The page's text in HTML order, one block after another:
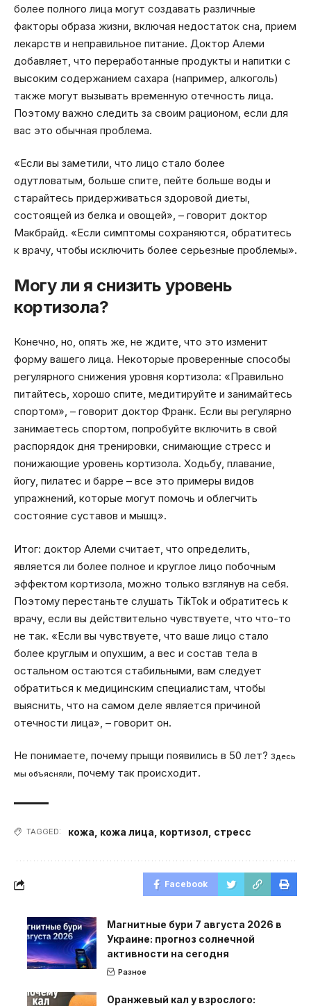
более полного лица могут создавать различные
факторы образа жизни, включая недостаток сна, прием
лекарств и неправильное питание. Доктор Алеми
добавляет, что переработанные продукты и напитки с
высоким содержанием сахара (например, алкоголь)
также могут вызывать временную отечность лица.
Поэтому важно следить за своим рационом, если для
вас это обычная проблема.
«Если вы заметили, что лицо стало более
одутловатым, больше спите, пейте больше воды и
старайтесь придерживаться здоровой диеты,
состоящей из белка и овощей», – говорит доктор
Макбрайд. «Если симптомы сохраняются, обратитесь
к врачу, чтобы исключить более серьезные проблемы».
Могу ли я снизить уровень
кортизола?
Конечно, но, опять же, не ждите, что это изменит
форму вашего лица. Некоторые проверенные способы
регулярного снижения уровня кортизола: «Правильно
питайтесь, хорошо спите, медитируйте и занимайтесь
спортом», – говорит доктор Франк. Если вы регулярно
занимаетесь спортом, попробуйте включить в свой
распорядок дня тренировки, снимающие стресс и
понижающие уровень кортизола. Ходьбу, плавание,
йогу, пилатес и барре – все это примеры видов
упражнений, которые могут помочь и облегчить
состояние суставов и мышц».
Итог: доктор Алеми считает, что определить,
является ли более полное и круглое лицо побочным
эффектом кортизола, можно только взглянув на себя.
Поэтому перестаньте слушать TikTok и обратитесь к
врачу, если вы действительно чувствуете, что что-то
не так. «Если вы чувствуете, что ваше лицо стало
более круглым и опухшим, а вес и состав тела в
остальном остаются стабильными, вам следует
обратиться к медицинским специалистам, чтобы
выяснить, что на самом деле является причиной
отечности лица», – говорит он.
Не понимаете, почему прыщи появились в 50 лет? Здесь
мы объясняли, почему так происходит.
TAGGED: кожа, кожа лица, кортизол, стресс
Facebook
Магнитные бури 7 августа 2026 в
Украине: прогноз солнечной
активности на сегодня
Разное
Оранжевый кал у взрослого: